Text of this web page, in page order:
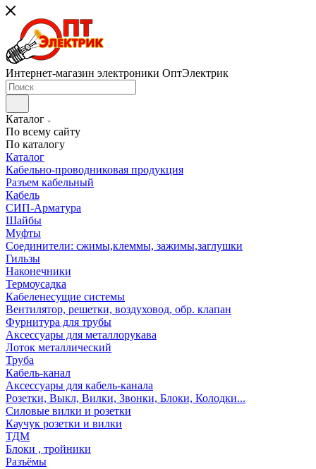
Интернет-магазин электроники ОптЭлектрик
Каталог
По всему сайту
По каталогу
Каталог
Кабельно-проводниковая продукция
Разъем кабельный
Кабель
СИП-Арматура
Шайбы
Муфты
Соединители: сжимы,клеммы, зажимы,заглушки
Гильзы
Наконечники
Термоусадка
Кабеленесущие системы
Вентилятор, решетки, воздуховод, обр. клапан
Фурнитура для трубы
Аксессуары для металлорукава
Лоток металлический
Труба
Кабель-канал
Аксессуары для кабель-канала
Розетки, Выкл, Вилки, Звонки, Блоки, Колодки...
Силовые вилки и розетки
Каучук розетки и вилки
ТДМ
Блоки , тройники
Разъёмы